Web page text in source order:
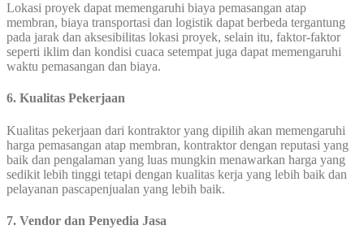
Lokasi proyek dapat memengaruhi biaya pemasangan atap
membran, biaya transportasi dan logistik dapat berbeda tergantung
pada jarak dan aksesibilitas lokasi proyek, selain itu, faktor-faktor
seperti iklim dan kondisi cuaca setempat juga dapat memengaruhi
waktu pemasangan dan biaya.
6. Kualitas Pekerjaan
Kualitas pekerjaan dari kontraktor yang dipilih akan memengaruhi
harga pemasangan atap membran, kontraktor dengan reputasi yang
baik dan pengalaman yang luas mungkin menawarkan harga yang
sedikit lebih tinggi tetapi dengan kualitas kerja yang lebih baik dan
pelayanan pascapenjualan yang lebih baik.
7. Vendor dan Penyedia Jasa